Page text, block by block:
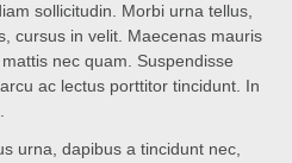
sollicitudin. Morbi urna tellus,
cursus in velit. Maecenas mauris
nec quam. Suspendisse
ac lectus porttitor tincidunt. In
urna, dapibus a tincidunt nec,